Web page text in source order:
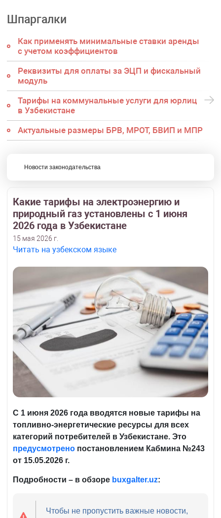
Шпаргалки
Как применять минимальные ставки аренды
с учетом коэффициентов
Реквизиты для оплаты за ЭЦП и фискальный
модуль
Тарифы на коммунальные услуги для юрлиц
в Узбекистане
Актуальные размеры БРВ, МРОТ, БВИП и МПР
Новости законодательства
Какие тарифы на электроэнергию и
природный газ установлены с 1 июня
2026 года в Узбекистане
15 мая 2026 г.
Читать на узбекском языке
С 1 июня 2026 года вводятся новые тарифы на
топливно-энергетические ресурсы для всех
категорий потребителей в Узбекистане. Это
предусмотрено постановлением Кабмина №243
от 15.05.2026 г.
Подробности – в обзоре buxgalter.uz:
Чтобы не пропустить важные новости,